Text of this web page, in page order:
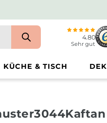
4.80
Sehr gut
KÜCHE & TISCH